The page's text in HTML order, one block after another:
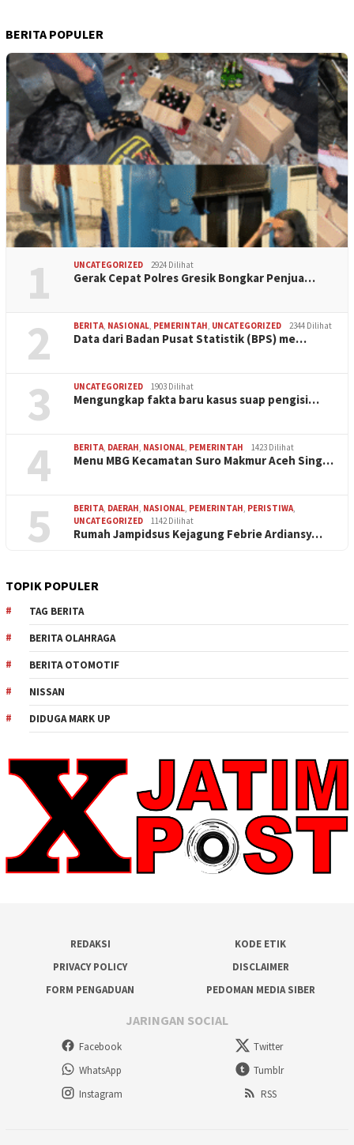
BERITA POPULER
1 UNCATEGORIZED 2924 Dilihat
Gerak Cepat Polres Gresik Bongkar Penjua…
2 BERITA, NASIONAL, PEMERINTAH, UNCATEGORIZED 2344 Dilihat
Data dari Badan Pusat Statistik (BPS) me…
3 UNCATEGORIZED 1903 Dilihat
Mengungkap fakta baru kasus suap pengisi…
4 BERITA, DAERAH, NASIONAL, PEMERINTAH 1423 Dilihat
Menu MBG Kecamatan Suro Makmur Aceh Sing…
5 BERITA, DAERAH, NASIONAL, PEMERINTAH, PERISTIWA,
UNCATEGORIZED
1142 Dilihat
Rumah Jampidsus Kejagung Febrie Ardiansy…
TOPIK POPULER
TAG BERITA
BERITA OLAHRAGA
BERITA OTOMOTIF
NISSAN
DIDUGA MARK UP
REDAKSI
KODE ETIK
PRIVACY POLICY
DISCLAIMER
FORM PENGADUAN
PEDOMAN MEDIA SIBER
JARINGAN SOCIAL
Facebook
Twitter
WhatsApp
Tumblr
Instagram
RSS